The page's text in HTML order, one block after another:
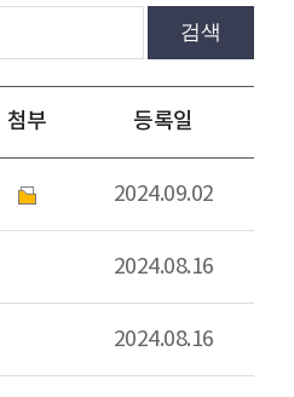
검색
첨부 등록일
2024.09.02
2024.08.16
2024.08.16